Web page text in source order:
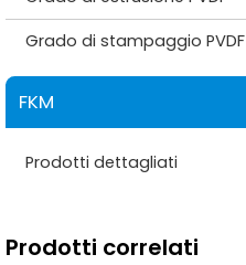
Grado di stampaggio PVDF
FKM
Prodotti dettagliati
Prodotti correlati